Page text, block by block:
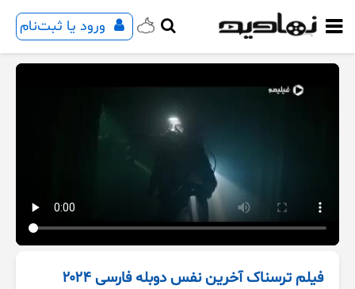
ورود یا ثبت‌نام
فیلم ترسناک آخرین نفس دوبله فارسی ۲۰۲۴